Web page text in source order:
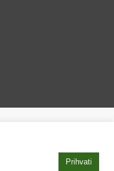
Prihvati